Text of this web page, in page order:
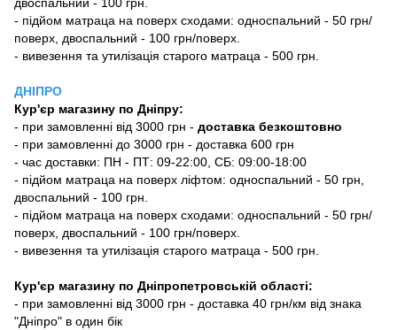
- підйом матраца на поверх сходами: односпальний - 50 грн/
поверх, двоспальний - 100 грн/поверх.
- вивезення та утилізація старого матраца - 500 грн.
ДНІПРО
Кур'єр магазину по Дніпру:
- при замовленні від 3000 грн - доставка безкоштовно
- при замовленні до 3000 грн - доставка 600 грн
- час доставки: ПН - ПТ: 09-22:00, СБ: 09:00-18:00
- підйом матраца на поверх ліфтом: односпальний - 50 грн,
двоспальний - 100 грн.
- підйом матраца на поверх сходами: односпальний - 50 грн/
поверх, двоспальний - 100 грн/поверх.
- вивезення та утилізація старого матраца - 500 грн.
Кур'єр магазину по Дніпропетровській області:
- при замовленні від 3000 грн - доставка 40 грн/км від знака
"Дніпро" в один бік